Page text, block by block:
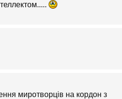
миротворців на кордон з